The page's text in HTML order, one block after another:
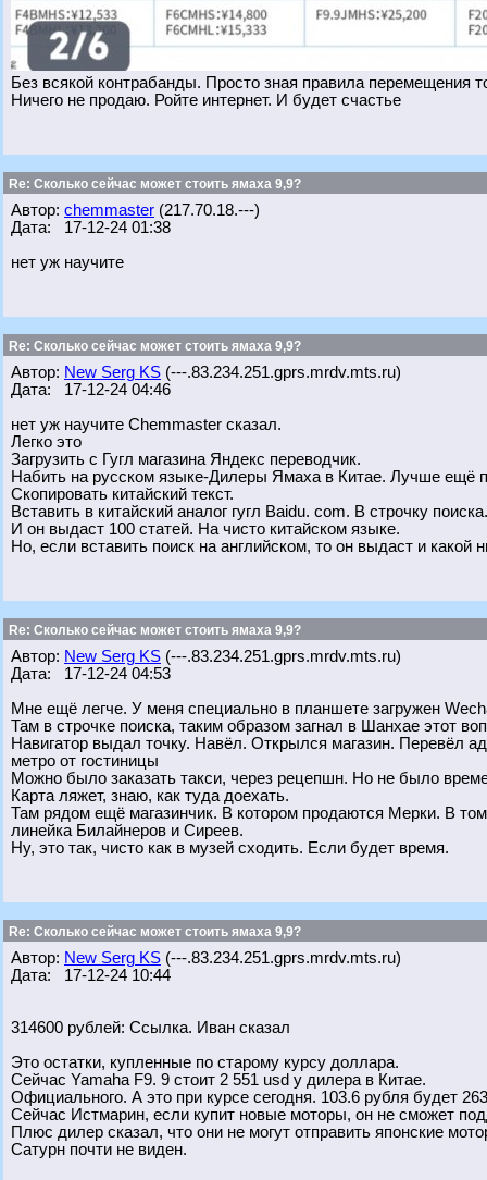
Без всякой контрабанды. Просто зная правила перемещения
Ничего не продаю. Ройте интернет. И будет счастье
Re: Сколько сейчас может стоить ямаха 9,9?
Автор: chemmaster (217.70.18.---)
Дата: 17-12-24 01:38
нет уж научите
Re: Сколько сейчас может стоить ямаха 9,9?
Автор: New Serg KS (---.83.234.251.gprs.mrdv.mts.ru)
Дата: 17-12-24 04:46
нет уж научите Chemmaster сказал.
Легко это
Загрузить с Гугл магазина Яндекс переводчик.
Набить на русском языке-Дилеры Ямаха в Китае. Лучше ещё
Скопировать китайский текст.
Вставить в китайский аналог гугл Baidu. com. В строчку поиска.
И он выдаст 100 статей. На чисто китайском языке.
Но, если вставить поиск на английском, то он выдаст и какой
Re: Сколько сейчас может стоить ямаха 9,9?
Автор: New Serg KS (---.83.234.251.gprs.mrdv.mts.ru)
Дата: 17-12-24 04:53
Мне ещё легче. У меня специально в планшете загружен
Там в строчке поиска, таким образом загнал в Шанхае этот
Навигатор выдал точку. Навёл. Открылся магазин. Перевёл
метро от гостиницы
Можно было заказать такси, через рецепшн. Но не было
Карта ляжет, знаю, как туда доехать.
Там рядом ещё магазинчик. В котором продаются Мерки. В
линейка Билайнеров и Сиреев.
Ну, это так, чисто как в музей сходить. Если будет время.
Re: Сколько сейчас может стоить ямаха 9,9?
Автор: New Serg KS (---.83.234.251.gprs.mrdv.mts.ru)
Дата: 17-12-24 10:44
314600 рублей: Ссылка. Иван сказал
Это остатки, купленные по старому курсу доллара.
Сейчас Yamaha F9. 9 стоит 2 551 usd у дилера в Китае.
Официального. А это при курсе сегодня. 103.6 рубля будет
Сейчас Истмарин, если купит новые моторы, он не сможет
Плюс дилер сказал, что они не могут отправить японские
Сатурн почти не виден.